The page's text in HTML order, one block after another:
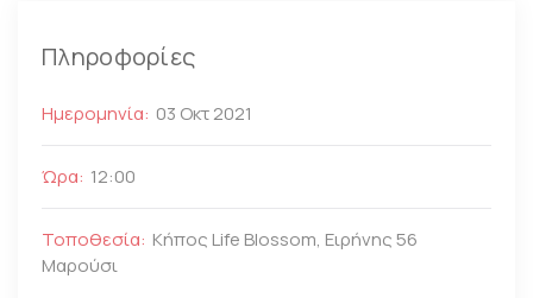
Πληροφορίες
Ημερομηνία: 03 Οκτ 2021
Ώρα: 12:00
Τοποθεσία: Κήπος Life Blossom, Ειρήνης 56
Μαρούσι